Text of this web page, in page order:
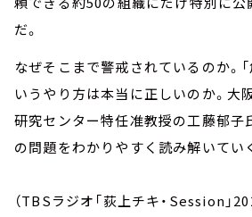
だ。
なぜそこまで警戒されているのか。
いうやり方は本当に正しいのか。大
研究センター特任准教授の工藤郁子
の問題をわかりやすく読み解いてい
（TBSラジオ「荻上チキ・Session」